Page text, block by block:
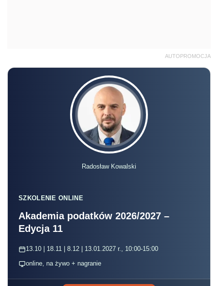
AUTOPROMOCJA
Radosław Kowalski
SZKOLENIE ONLINE
Akademia podatków 2026/2027 –
Edycja 11
13.10 | 18.11 | 8.12 | 13.01.2027 r., 10:00-15:00
online, na żywo + nagranie